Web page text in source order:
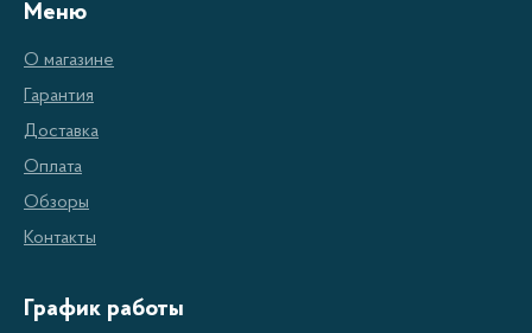
или электронный
Защита от перегрузки
Защита от высокой температуры
Преимущества стабилизаторов
напряжения 5000-7000 Вт:
Надежная защита оборудования от перепадов
Меню
О магазине
Гарантия
Доставка
Оплата
Обзоры
Контакты
График работы